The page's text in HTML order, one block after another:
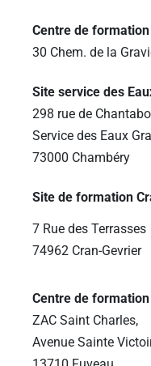
Centre de
30 Chem. de la
Site service des
298 rue de
Service des Eaux
73000 Chambéry
Site de formation
7 Rue des Terrasses
74962 Cran-Gevrier
Centre de
ZAC Saint Charles,
Avenue Sainte